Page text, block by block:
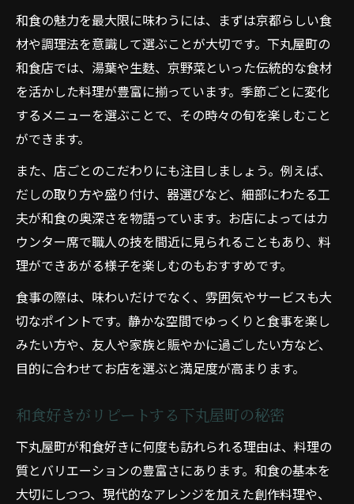
和食の魅力を最大限に味わうには、まずは京都らしい食
材や調理法を意識して選ぶことが大切です。下丸屋町の
和食店では、湯葉や生麩、京野菜といった伝統的な食材
を活かした料理が豊富に揃っています。季節ごとに変化
するメニューを選ぶことで、その時々の旬を楽しむこと
ができます。
また、店ごとのこだわりにも注目しましょう。例えば、
だしの取り方や盛り付け、器選びなど、細部にわたる工
夫が和食の奥深さを物語っています。お店によってはカ
ウンター席で職人の技を間近に見られることもあり、料
理ができあがる様子を楽しむのもおすすめです。
食事の際は、味わいだけでなく、雰囲気やサービスも大
切なポイントです。静かな空間でゆっくりと食事を楽し
みたい方や、友人や家族と賑やかに過ごしたい方など、
目的に合わせてお店を選ぶと満足度が高まります。
和食好きがリピートする下丸屋町の秘密
下丸屋町が和食好きに何度も訪れられる理由は、料理の
質とバリエーションの豊富さにあります。和食の基本を
大切にしつつ、現代的なアレンジを加えた創作料理や、